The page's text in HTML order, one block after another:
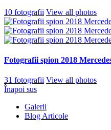
10 fotografii View all photos
Fotografii spion 2018
31 fotografii View all photos
Înapoi sus
Galerii
Blog Articole